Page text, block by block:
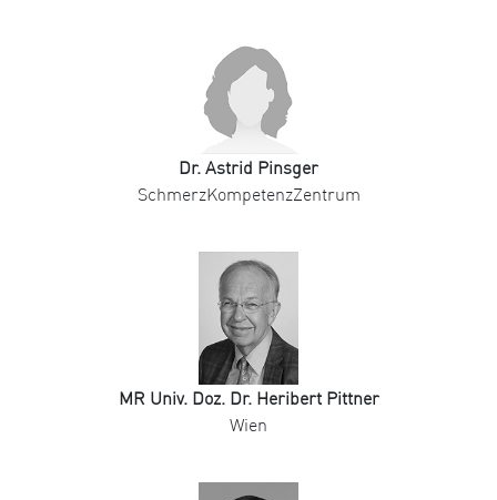
Dr. Astrid Pinsger
SchmerzKompetenzZentrum
MR Univ. Doz. Dr. Heribert Pittner
Wien